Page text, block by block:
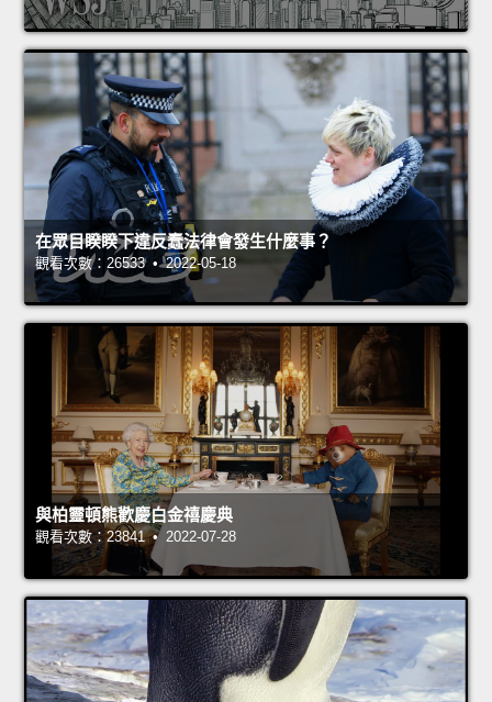
在眾目睽睽下違反蠢法律會發生什麼事？
觀看次數：26533 • 2022-05-18
與柏靈頓熊歡慶白金禧慶典
觀看次數：23841 • 2022-07-28